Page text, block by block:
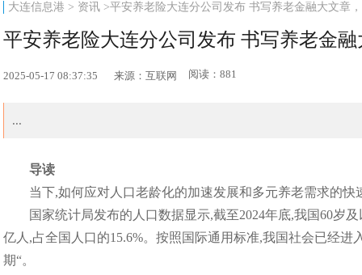
大连信息港 > 资讯 >平安养老险大连分公司发布 书写养老金融大文章
平安养老险大连分公司发布 书写养老金
2025-05-17 08:37:35 来源：互联网 阅读：881
...
导读
当下,如何应对人口老龄化的加速发展和多元养老需求的快
国家统计局发布的人口数据显示,截至2024年底,我国60岁
亿人,占全国人口的15.6%。按照国际通用标准,我国社会已经
期“。